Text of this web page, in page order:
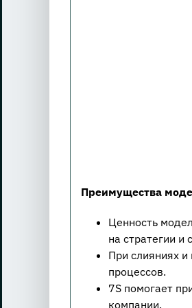
Преимущества
Ценность
на стратегии и
При слияниях
процессов.
7S помогает
компании.